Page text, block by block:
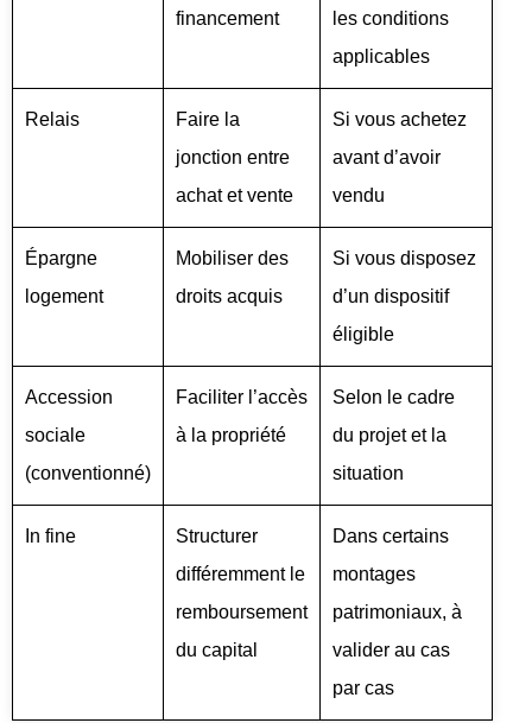
financement
les conditions
applicables
Relais
Faire la
jonction entre
achat et vente
Si vous achetez
avant d’avoir
vendu
Épargne
logement
Mobiliser des
droits acquis
Si vous disposez
d’un dispositif
éligible
Accession
sociale
(conventionné)
Faciliter l’accès
à la propriété
Selon le cadre
du projet et la
situation
In fine
Structurer
différemment le
remboursement
du capital
Dans certains
montages
patrimoniaux, à
valider au cas
par cas